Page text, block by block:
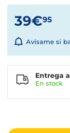
39€95
Avísame si
Entrega
En stock